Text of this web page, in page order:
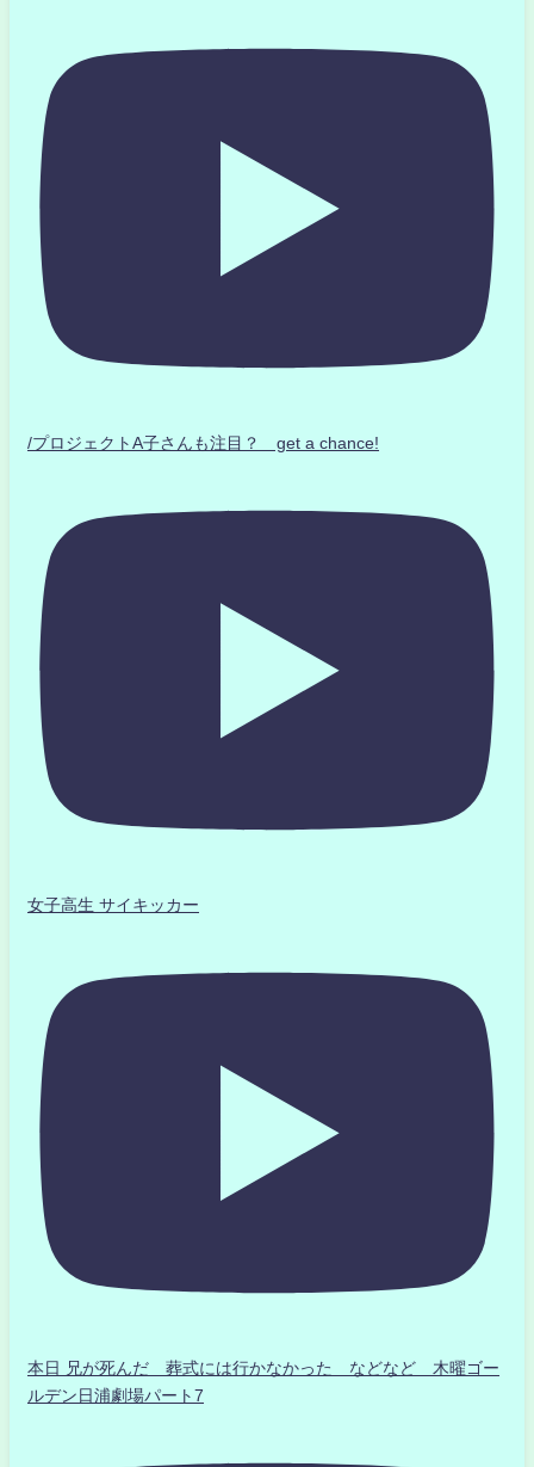
/プロジェクトA子さんも注目？ get a chance!
女子高生 サイキッカー
本日 兄が死んだ 葬式には行かなかった などなど 木曜ゴー
ルデン日浦劇場パート7